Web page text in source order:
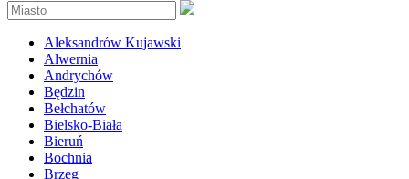
Aleksandrów Kujawski
Alwernia
Andrychów
Będzin
Bełchatów
Bielsko-Biała
Bieruń
Bochnia
Brzeg